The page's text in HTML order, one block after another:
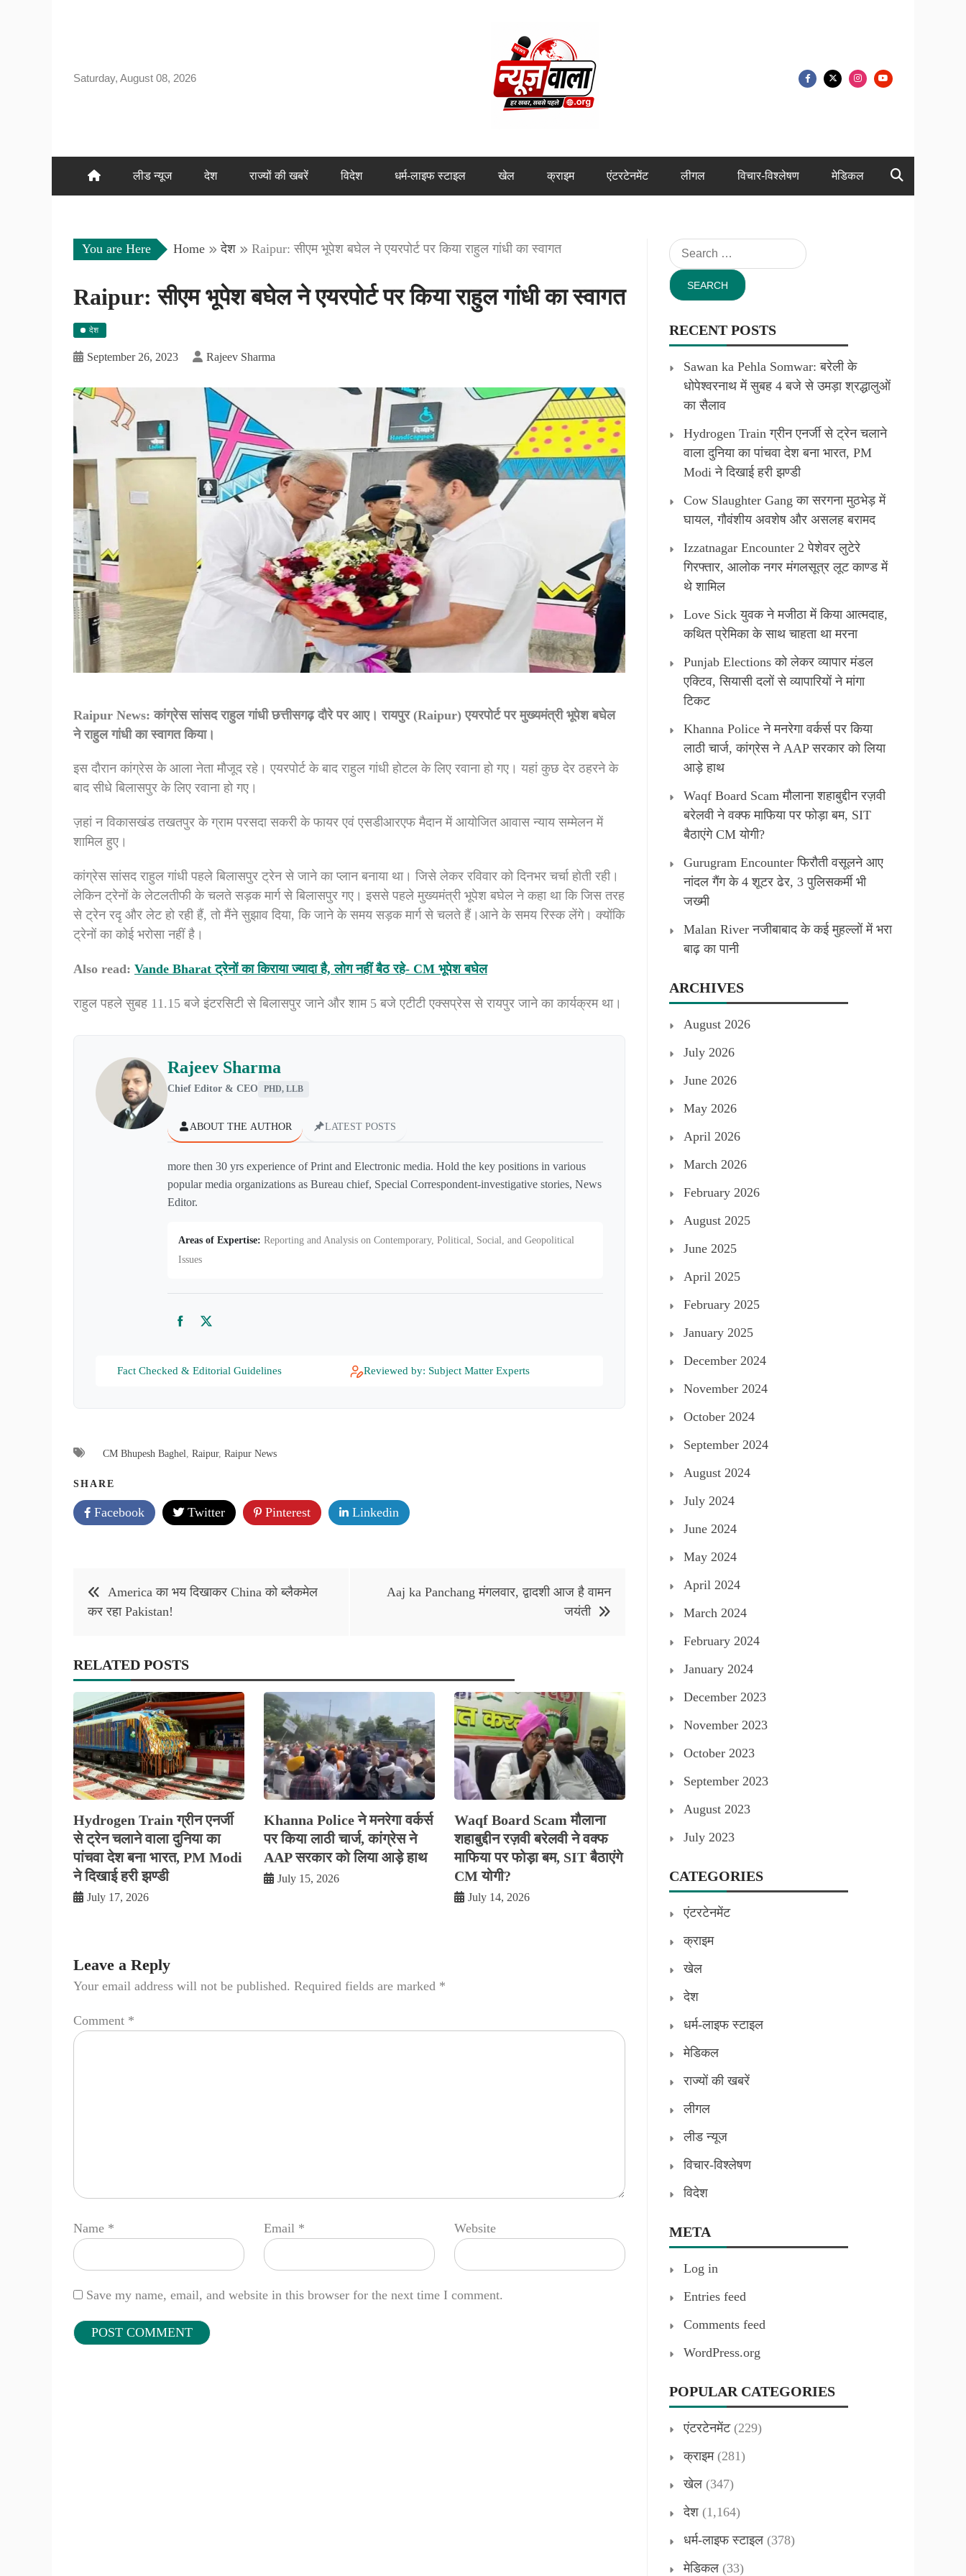
Saturday, August 08, 2026
लीड न्यूज देश राज्यों की खबरें विदेश धर्म-लाइफ स्टाइल खेल क्राइम एंटरटेनमेंट लीगल विचार-विश्लेषण मेडिकल
You are Here Home देश Raipur: सीएम भूपेश बघेल ने एयरपोर्ट पर किया राहुल गांधी का स्वागत
Raipur: सीएम भूपेश बघेल ने एयरपोर्ट पर किया राहुल गांधी का स्वागत
देश
September 26, 2023 Rajeev Sharma
Raipur News:कांग्रेस सांसद राहुल गांधी छत्तीसगढ़ दौरे पर आए। रायपुर (Raipur) एयरपोर्ट पर मुख्यमंत्री भूपेश बघेल
ने राहुल गांधी का स्वागत किया।
इस दौरान कांग्रेस के आला नेता मौजूद रहे। एयरपोर्ट के बाद राहुल गांधी होटल के लिए रवाना हो गए। यहां कुछ देर ठहरने के
बाद सीधे बिलासपुर के लिए रवाना हो गए।
ज़हां न विकासखंड तखतपुर के ग्राम परसदा सकरी के फायर एवं एसडीआरएफ मैदान में आयोजित आवास न्याय सम्मेलन में
शामिल हुए।
कांग्रेस सांसद राहुल गांधी पहले बिलासपुर ट्रेन से जाने का प्लान बनाया था। जिसे लेकर रविवार को दिनभर चर्चा होती रही।
लेकिन ट्रेनों के लेटलतीफी के चलते सड़क मार्ग से बिलासपुर गए। इससे पहले मुख्यमंत्री भूपेश बघेल ने कहा था कि जिस तरह
से ट्रेन रदृ और लेट हो रही हैं,तो मैंने सुझाव दिया,कि जाने के समय सड़क मार्ग से चलते हैं। आने के समय रिस्क लेंगे। क्योंकि
ट्रेनों का कोई भरोसा नहीं है।
Also read: Vande Bharat ट्रेनों का किराया ज्यादा है, लोग नहीं बैठ रहे- CM भूपेश बघेल
राहुल पहले सुबह 11.15बजे इंटरसिटी से बिलासपुर जाने और शाम5बजे एटीटी एक्सप्रेस से रायपुर जाने का कार्यक्रम था।
Rajeev Sharma
Chief Editor & CEO PHD, LLB
ABOUT THE AUTHOR LATEST POSTS
more then 30 yrs experience of Print and Electronic media. Hold the key positions in various
popular media organizations as Bureau chief, Special Correspondent-investigative stories, News
Editor.
Areas of Expertise: Reporting and Analysis on Contemporary, Political, Social, and Geopolitical
Issues
FacebookTwitter
Fact Checked & Editorial Guidelines Reviewed by: Subject Matter Experts
CM Bhupesh Baghel, Raipur, Raipur News
SHARE
Facebook Twitter Pinterest Linkedin
Post
navigation
America का भय दिखाकर China को ब्लैकमेल
कर रहा Pakistan!
Aaj ka Panchang मंगलवार, द्वादशी आज है वामन
जयंती
RELATED POSTS
Hydrogen Train ग्रीन एनर्जी
से ट्रेन चलाने वाला दुनिया का
पांचवा देश बना भारत, PM Modi
ने दिखाई हरी झण्डी
July 17, 2026
Khanna Police ने मनरेगा वर्कर्स
पर किया लाठी चार्ज, कांग्रेस ने
AAP सरकार को लिया आड़े हाथ
July 15, 2026
Waqf Board Scam मौलाना
शहाबुद्दीन रज़वी बरेलवी ने वक्फ
माफिया पर फोड़ा बम, SIT बैठाएंगे
CM योगी?
July 14, 2026
Leave a Reply
Your email address will not be published. Required fields are marked *
Comment *
Name * Email * Website
Save my name, email, and website in this browser for the next time I comment.
Search
for:
RECENT POSTS
Sawan ka Pehla Somwar: बरेली के
धोपेश्वरनाथ में सुबह 4 बजे से उमड़ा श्रद्धालुओं
का सैलाव
Hydrogen Train ग्रीन एनर्जी से ट्रेन चलाने
वाला दुनिया का पांचवा देश बना भारत, PM
Modi ने दिखाई हरी झण्डी
Cow Slaughter Gang का सरगना मुठभेड़ में
घायल, गौवंशीय अवशेष और असलह बरामद
Izzatnagar Encounter 2 पेशेवर लुटेरे
गिरफ्तार, आलोक नगर मंगलसूत्र लूट काण्‍ड में
थे शामिल
Love Sick युवक ने मजीठा में किया आत्मदाह,
कथित प्रेमिका के साथ चाहता था मरना
Punjab Elections को लेकर व्यापार मंडल
एक्टिव, सियासी दलों से व्यापारियों ने मांगा
टिकट
Khanna Police ने मनरेगा वर्कर्स पर किया
लाठी चार्ज, कांग्रेस ने AAP सरकार को लिया
आड़े हाथ
Waqf Board Scam मौलाना शहाबुद्दीन रज़वी
बरेलवी ने वक्फ माफिया पर फोड़ा बम, SIT
बैठाएंगे CM योगी?
Gurugram Encounter फिरौती वसूलने आए
नांदल गैंग के 4 शूटर ढेर, 3 पुलिसकर्मी भी
जख्मी
Malan River नजीबाबाद के कई मुहल्लों में भरा
बाढ़ का पानी
ARCHIVES
August 2026
July 2026
June 2026
May 2026
April 2026
March 2026
February 2026
August 2025
June 2025
April 2025
February 2025
January 2025
December 2024
November 2024
October 2024
September 2024
August 2024
July 2024
June 2024
May 2024
April 2024
March 2024
February 2024
January 2024
December 2023
November 2023
October 2023
September 2023
August 2023
July 2023
CATEGORIES
एंटरटेनमेंट
क्राइम
खेल
देश
धर्म-लाइफ स्टाइल
मेडिकल
राज्यों की खबरें
लीगल
लीड न्यूज
विचार-विश्लेषण
विदेश
META
Log in
Entries feed
Comments feed
WordPress.org
POPULAR CATEGORIES
एंटरटेनमेंट(229)
क्राइम(281)
खेल (347)
देश (1,164)
धर्म-लाइफ स्टाइल (378)
मेडिकल (33)